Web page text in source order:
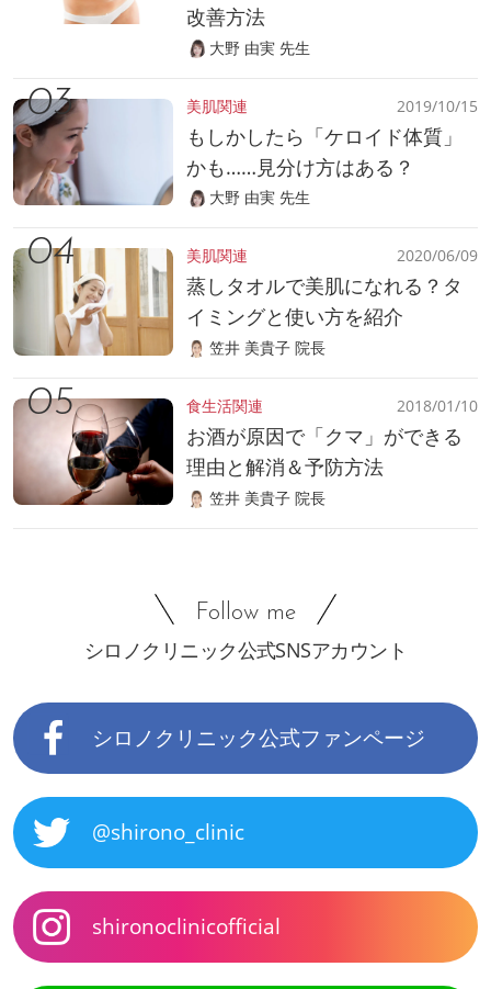
改善方法
大野 由実 先生
美肌関連 2019/10/15
もしかしたら「ケロイド体質」
かも……見分け方はある？
大野 由実 先生
美肌関連 2020/06/09
蒸しタオルで美肌になれる？タ
イミングと使い方を紹介
笠井 美貴子 院長
食生活関連 2018/01/10
お酒が原因で「クマ」ができる
理由と解消＆予防方法
笠井 美貴子 院長
Follow me
シロノクリニック公式SNSアカウント
シロノクリニック公式ファンページ
@shirono_clinic
shironoclinicofficial